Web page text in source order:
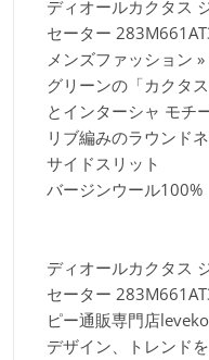
ディオールカクタス
セーター
メンズファッション
グリーンの「カクタ
とインターシャ モチ
リブ編みのラウンド
サイドスリット
バージンウール100%
ディオールカクタス
セーター
ピー通販専門店
デザイン、トレンド